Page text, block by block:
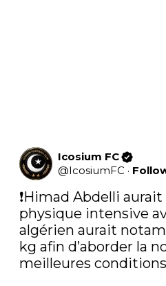
Icosium FC
@IcosiumFC ·
❗️Himad Abdelli
physique intensive
algérien aurait
kg afin d’aborder la
meilleures